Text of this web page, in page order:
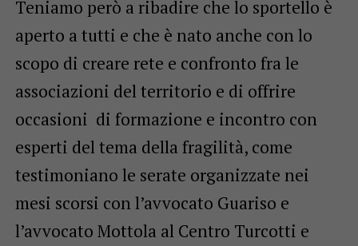
Teniamo però a ribadire che lo sportello è
aperto a tutti e che è nato anche con lo
scopo di creare rete e confronto fra le
associazioni del territorio e di offrire
occasioni di formazione e incontro con
esperti del tema della fragilità, come
testimoniano le serate organizzate nei
mesi scorsi con l’avvocato Guariso e
l’avvocato Mottola al Centro Turcotti e